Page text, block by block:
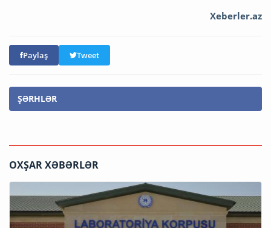
Xeberler.az
Paylaş Tweet
ŞƏRHLƏR
OXŞAR XƏBƏRLƏR